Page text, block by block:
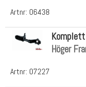
Artnr: 06438
Artnr: 07227
Höger